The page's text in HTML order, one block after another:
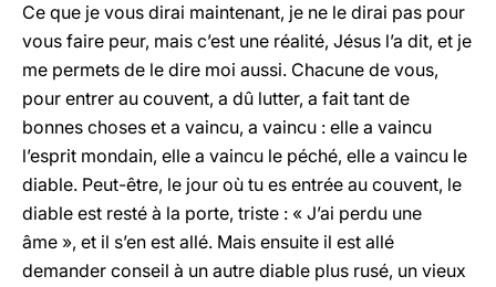
Ce que je vous dirai maintenant, je ne le dirai pas pour
vous faire peur, mais c’est une réalité, Jésus l’a dit, et je
me permets de le dire moi aussi. Chacune de vous,
pour entrer au couvent, a dû lutter, a fait tant de
bonnes choses et a vaincu, a vaincu : elle a vaincu
l’esprit mondain, elle a vaincu le péché, elle a vaincu le
diable. Peut-être, le jour où tu es entrée au couvent, le
diable est resté à la porte, triste : « J’ai perdu une
âme », et il s’en est allé. Mais ensuite il est allé
demander conseil à un autre diable plus rusé, un vieux